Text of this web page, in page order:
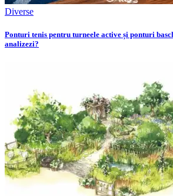
Diverse
Ponturi tenis pentru turneele active și ponturi
analizezi?